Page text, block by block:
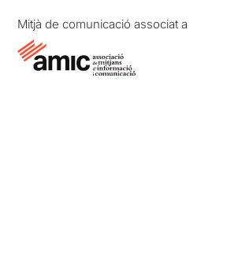
Mitjà de comunicació associat a